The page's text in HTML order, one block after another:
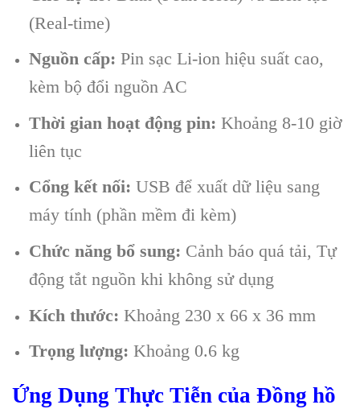
(Real-time)
Nguồn cấp: Pin sạc Li-ion hiệu suất cao,
kèm bộ đổi nguồn AC
Thời gian hoạt động pin: Khoảng 8-10 giờ
liên tục
Cổng kết nối: USB để xuất dữ liệu sang
máy tính (phần mềm đi kèm)
Chức năng bổ sung: Cảnh báo quá tải, Tự
động tắt nguồn khi không sử dụng
Kích thước: Khoảng 230 x 66 x 36 mm
Trọng lượng: Khoảng 0.6 kg
Ứng Dụng Thực Tiễn của Đồng hồ